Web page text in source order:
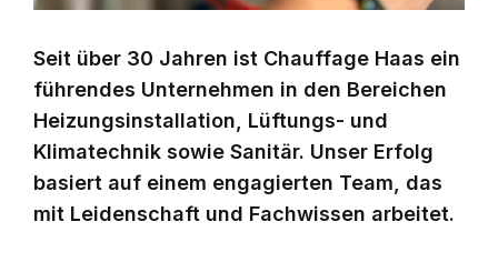
Seit über 30 Jahren ist Chauffage Haas ein
führendes Unternehmen in den Bereichen
Heizungsinstallation, Lüftungs- und
Klimatechnik sowie Sanitär. Unser Erfolg
basiert auf einem engagierten Team, das
mit Leidenschaft und Fachwissen arbeitet.